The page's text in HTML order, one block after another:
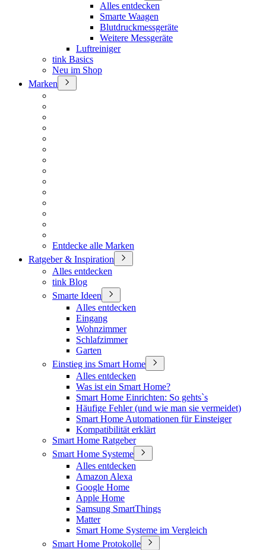
Alles entdecken
Smarte Waagen
Blutdruckmessgeräte
Weitere Messgeräte
Luftreiniger
tink Basics
Neu im Shop
Marken
Entdecke alle Marken
Ratgeber & Inspiration
Alles entdecken
tink Blog
Smarte Ideen
Alles entdecken
Eingang
Wohnzimmer
Schlafzimmer
Garten
Einstieg ins Smart Home
Alles entdecken
Was ist ein Smart Home?
Smart Home Einrichten: So gehts`s
Häufige Fehler (und wie man sie vermeidet)
Smart Home Automationen für Einsteiger
Kompatibilität erklärt
Smart Home Ratgeber
Smart Home Systeme
Alles entdecken
Amazon Alexa
Google Home
Apple Home
Samsung SmartThings
Matter
Smart Home Systeme im Vergleich
Smart Home Protokolle